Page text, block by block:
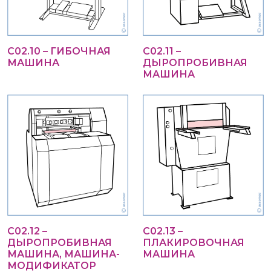
С02.10 – ГИБОЧНАЯ
МАШИНА
С02.11 –
ДЫРОПРОБИВНАЯ
МАШИНА
С02.12 –
ДЫРОПРОБИВНАЯ
МАШИНА, МАШИНА-
МОДИФИКАТОР
С02.13 –
ПЛАКИРОВОЧНАЯ
МАШИНА